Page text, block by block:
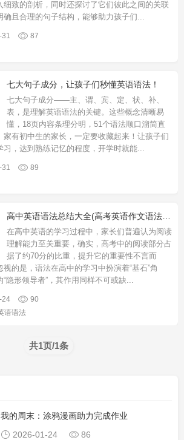
细致的剖析，同时还探讨了它们彼此之间的关联
确且合理的句子结构，能够助力孩子们...
31
87
七大句子成分，让孩子们秒懂英语语法！
七大句子成分——主、谓、宾、定、状、补、
表，是理解英语语法的关键。这些概念清晰易
懂，18页内容条理分明，51个语法顺口溜简直
家有初中生的家长，一定要收藏起来！让孩子们
习，达到熟练记忆的程度，开学时就能...
31
89
在高中英语的学习过程中，家长们普遍认为阅读
理解能力至关重要，确实，高考中的阅读部分占
据了约70分的比重，提升它的重要性不言而
的是，语法在高中的学习中扮演着“基石”角
隐形领导者”，其作用同样不可或缺...
24
90
语语法
共1页/1条
我的周末：涂鸦漫画助力完成作业
2026-01-24
86